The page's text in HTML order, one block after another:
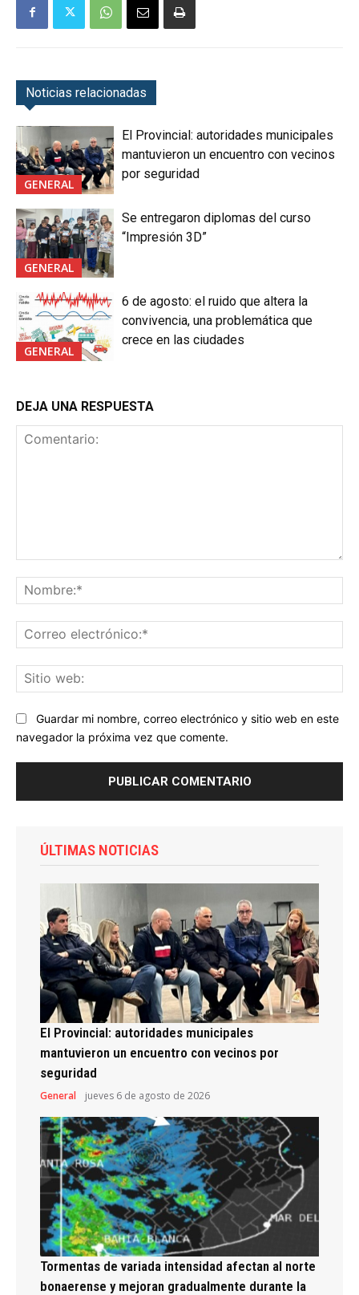
Noticias relacionadas
GENERAL
El Provincial: autoridades municipales
mantuvieron un encuentro con vecinos
por seguridad
GENERAL
Se entregaron diplomas del curso
“Impresión 3D”
GENERAL
6 de agosto: el ruido que altera la
convivencia, una problemática que
crece en las ciudades
DEJA UNA RESPUESTA
Guardar mi nombre, correo electrónico y sitio web en este
navegador la próxima vez que comente.
ÚLTIMAS NOTICIAS
El Provincial: autoridades municipales
mantuvieron un encuentro con vecinos por
seguridad
General jueves 6 de agosto de 2026
Tormentas de variada intensidad afectan al norte
bonaerense y mejoran gradualmente durante la